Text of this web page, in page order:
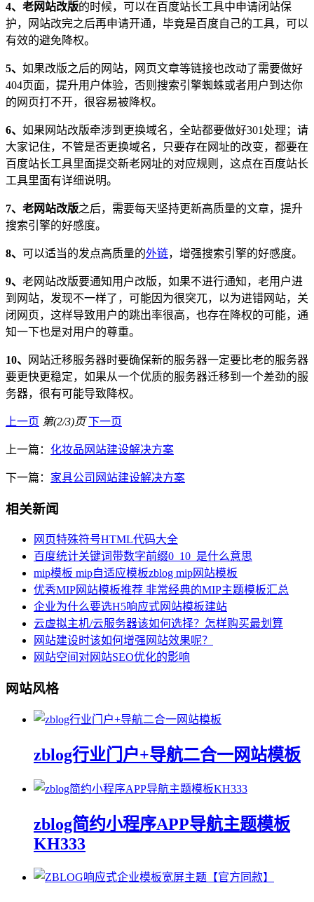
4、 老网站改版的时候，可以在百度站长工具中申请闭站保
护，网站改完之后再申请开通，毕竟是百度自己的工具，可以
有效的避免降权。
5、 如果改版之后的网站，网页文章等链接也改动了需要做好
404页面，提升用户体验，否则搜索引擎蜘蛛或者用户到达你
的网页打不开，很容易被降权。
6、 如果网站改版牵涉到更换域名，全站都要做好301处理；请
大家记住，不管是否更换域名，只要存在网址的改变，都要在
百度站长工具里面提交新老网址的对应规则，这点在百度站长
工具里面有详细说明。
7、 老网站改版之后，需要每天坚持更新高质量的文章，提升
搜索引擎的好感度。
8、 可以适当的发点高质量的外链，增强搜索引擎的好感度。
9、 老网站改版要通知用户改版，如果不进行通知，老用户进
到网站，发现不一样了，可能因为很突兀，以为进错网站，关
闭网页，这样导致用户的跳出率很高，也存在降权的可能，通
知一下也是对用户的尊重。
10、
网站迁移服务器时要确保新的服务器一定要比老的服务器
要更快更稳定，如果从一个优质的服务器迁移到一个差劲的服
务器，很有可能导致降权。
上一页 第(2/3)页 下一页
上一篇： 化妆品网站建设解决方案
下一篇： 家具公司网站建设解决方案
相关新闻
网页特殊符号HTML代码大全
百度统计关键词带数字前缀0_10_是什么意思
mip模板 mip自适应模板zblog mip网站模板
优秀MIP网站模板推荐 非常经典的MIP主题模板汇总
企业为什么要选H5响应式网站模板建站
云虚拟主机/云服务器该如何选择？怎样购买最划算
网站建设时该如何增强网站效果呢？
网站空间对网站SEO优化的影响
网站风格
zblog行业门户+导航二合一网站模板
zblog简约小程序APP导航主题模板
KH333